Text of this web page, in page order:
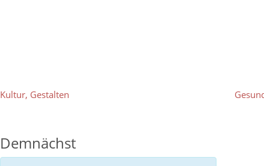
Kultur, Gestalten
Demnächst